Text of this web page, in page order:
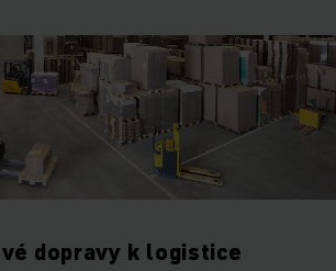
dopravy k logistice